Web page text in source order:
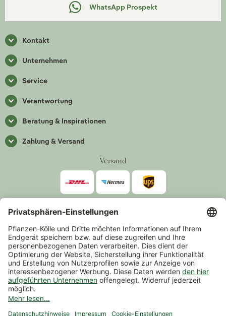
WhatsApp Prospekt
Kontakt
Unternehmen
Service
Verantwortung
Beratung & Inspirationen
Zahlung & Versand
Versand
Zahlarten
*Alle Preise inkl. gesetzlicher Mehrwertsteuer zzgl. Versand
Mindestbestellwert 14,90 €, ausgenommen sind Gutscheine und
Events.